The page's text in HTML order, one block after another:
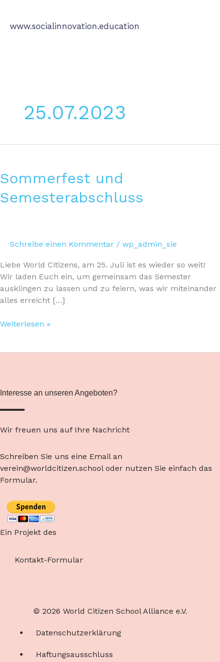
springen
www.socialinnovation.education
25.07.2023
Sommerfest und
Semesterabschluss
Schreibe einen Kommentar / wp_admin_sie
Liebe World Citizens, am 25. Juli ist es wieder so weit!
Wir laden Euch ein, um gemeinsam das Semester
ausklingen zu lassen und zu feiern, was wir miteinander
alles erreicht […]
Semesterabschluss
Weiterlesen »
Interesse an unseren Angeboten?
Wir freuen uns auf Ihre Nachricht
Schreiben Sie uns eine Email an
verein@worldcitizen.school oder nutzen Sie einfach das
Formular.
Ein Projekt des
Kontakt-Formular
© 2026 World Citizen School Alliance e.V.
Datenschutzerklärung
Haftungsausschluss